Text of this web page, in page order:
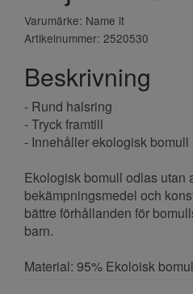
Varumärke: Name it
Artikelnummer: 2520530
Beskrivning
- Rund halsring
- Tryck framtill
- Innehåller ekologisk bomull
Ekologisk bomull odlas utan
bekämpningsmedel och
bättre förhållanden för
barn.
Material: 95% Ekoloisk